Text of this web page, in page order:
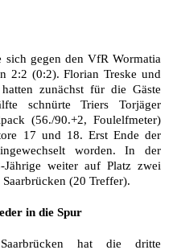
gegen den VfR Wormatia
2:2 (0:2). Florian Treske und
zunächst für die Gäste
schnürte Triers Torjäger
(56./90.+2, Foulelfmeter)
17 und 18. Erst Ende der
worden. In der
Jährige weiter auf Platz zwei
(20 Treffer).
in die Spur
hat die dritte